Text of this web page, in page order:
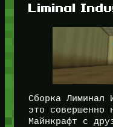
Liminal
Сборка Лиминал
это совершенно
Майнкрафт с